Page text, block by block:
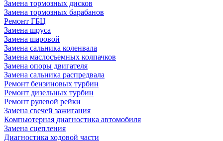
Замена тормозных дисков
Замена тормозных барабанов
Ремонт ГБЦ
Замена шруса
Замена шаровой
Замена сальника коленвала
Замена маслосъемных колпачков
Замена опоры двигателя
Замена сальника распредвала
Ремонт бензиновых турбин
Ремонт дизельных турбин
Ремонт рулевой рейки
Замена свечей зажигания
Компьютерная диагностика автомобиля
Замена сцепления
Диагностика ходовой части